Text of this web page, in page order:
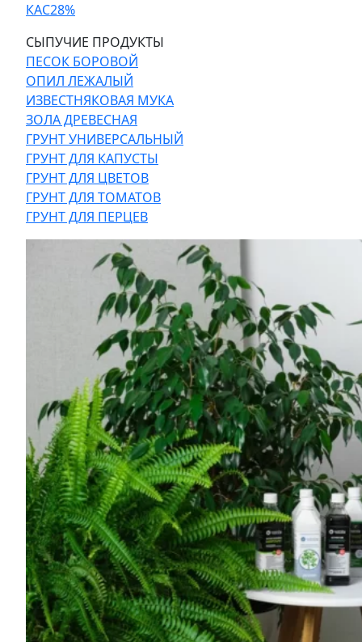
КАС28%
СЫПУЧИЕ ПРОДУКТЫ
ПЕСОК БОРОВОЙ
ОПИЛ ЛЕЖАЛЫЙ
ИЗВЕСТНЯКОВАЯ МУКА
ЗОЛА ДРЕВЕСНАЯ
ГРУНТ УНИВЕРСАЛЬНЫЙ
ГРУНТ ДЛЯ КАПУСТЫ
ГРУНТ ДЛЯ ЦВЕТОВ
ГРУНТ ДЛЯ ТОМАТОВ
ГРУНТ ДЛЯ ПЕРЦЕВ